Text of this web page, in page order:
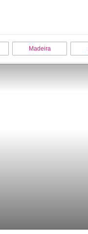
Madeira